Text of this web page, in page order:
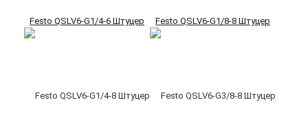
Festo QSLV6-G1/4-6 Штуцер Festo QSLV6-G1/8-8 Штуцер